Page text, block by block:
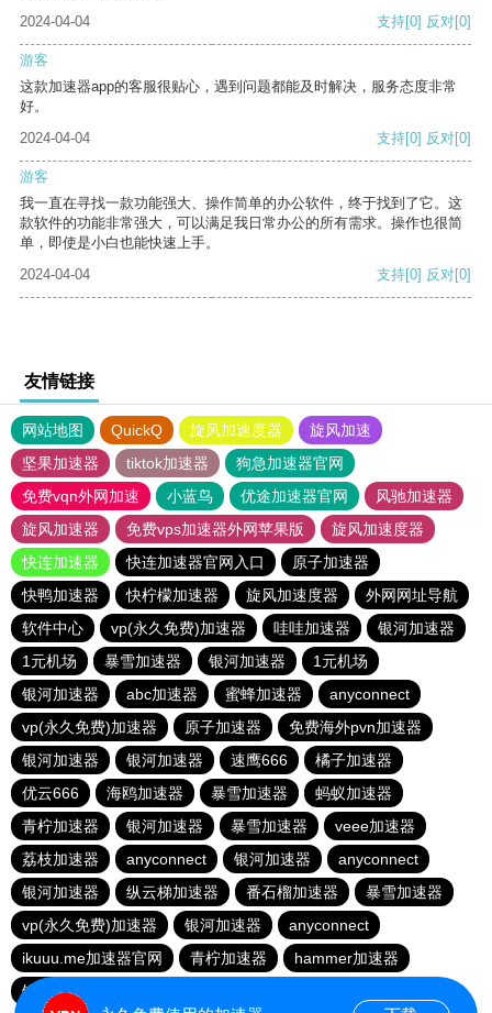
2024-04-04
支持[0] 反对[0]
游客
这款加速器app的客服很贴心，遇到问题都能及时解决，服务态度非常
好。
2024-04-04
支持[0] 反对[0]
游客
我一直在寻找一款功能强大、操作简单的办公软件，终于找到了它。这
款软件的功能非常强大，可以满足我日常办公的所有需求。操作也很简
单，即使是小白也能快速上手。
2024-04-04
支持[0] 反对[0]
友情链接
网站地图 QuickQ 旋风加速度器
旋风加速
坚果加速器
tiktok加速器
狗急加速器官网
免费vqn外网加速
小蓝鸟 优途加速器官网
风驰加速器
旋风加速器
免费vps加速器外网苹果版
旋风加速度器
快连加速器
快连加速器官网入口
原子加速器
快鸭加速器
快柠檬加速器 旋风加速度器
外网网址导航
软件中心
vp(永久免费)加速器 哇哇加速器
银河加速器
1元机场
暴雪加速器 银河加速器
1元机场
银河加速器
abc加速器 蜜蜂加速器
anyconnect
vp(永久免费)加速器
原子加速器
免费海外pvn加速器
银河加速器
银河加速器 速鹰666
橘子加速器
优云666
海鸥加速器 暴雪加速器
蚂蚁加速器
青柠加速器
银河加速器 暴雪加速器
veee加速器
荔枝加速器
anyconnect 银河加速器
anyconnect
银河加速器
纵云梯加速器 番石榴加速器
暴雪加速器
vp(永久免费)加速器
银河加速器
anyconnect
ikuuu.me加速器官网
青柠加速器
hammer加速器
银河加速器